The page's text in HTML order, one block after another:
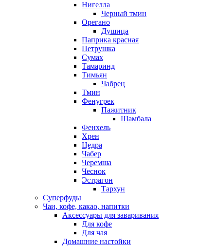
Нигелла
Черный тмин
Орегано
Душица
Паприка красная
Петрушка
Сумах
Тамаринд
Тимьян
Чабрец
Тмин
Фенугрек
Пажитник
Шамбала
Фенхель
Хрен
Цедра
Чабер
Черемша
Чеснок
Эстрагон
Тархун
Суперфуды
Чаи, кофе, какао, напитки
Аксессуары для заваривания
Для кофе
Для чая
Домашние настойки